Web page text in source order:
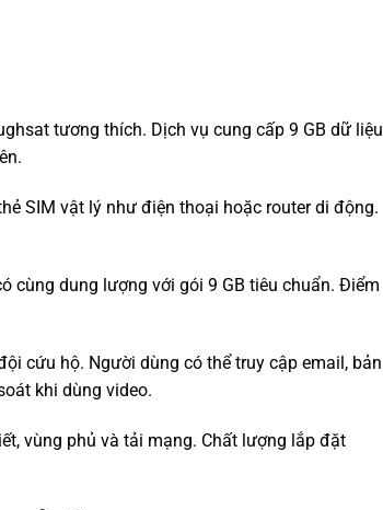
tương thích. Dịch vụ cung cấp 9 GB dữ liệu
SIM vật lý như điện thoại hoặc router di động.
cùng dung lượng với gói 9 GB tiêu chuẩn. Điểm
cứu hộ. Người dùng có thể truy cập email, bản
khi dùng video.
vùng phủ và tải mạng. Chất lượng lắp đặt